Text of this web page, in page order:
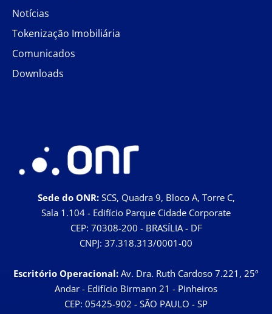
Notícias
Tokenização Imobiliária
Comunicados
Downloads
Sede do ONR:SCS, Quadra 9, Bloco A, Torre C,
Sala 1.104 - Edifício Parque Cidade Corporate
CEP: 70308-200 - BRASÍLIA - DF
CNPJ: 37.318.313/0001-00
Escritório Operacional: Av. Dra. Ruth Cardoso 7.221, 25º
Andar - Edifício Birmann 21 - Pinheiros
CEP: 05425-902 - SÃO PAULO - SP